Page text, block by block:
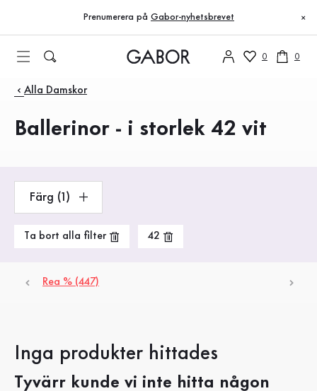
Till innehållsförteckning
Till huvudnavigation
Prenumerera på Gabor-nyhetsbrevet ×
0 0
Produkter
Alla Damskor
Ballerinor - i storlek 42 vit
Färg (1)
Ta bort alla filter 42
Rea % (447)
Inga produkter hittades
Tyvärr kunde vi inte hitta någon